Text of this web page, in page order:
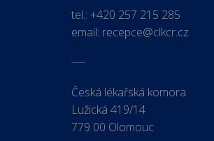
tel.: +420 257 215 285
email: recepce@clkcr.cz
Česká lékařská komora
Lužická 419/14
779 00 Olomouc